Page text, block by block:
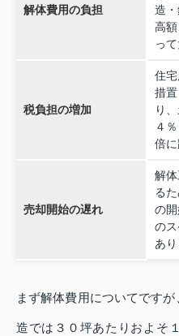
解体費用の負担
造
高
っ
税負担の増加
住
措
り
４
倍に
売却開始の遅れ
解
る
の
の
あり
まず解体費用についてです
造では３０坪あたりおよそ